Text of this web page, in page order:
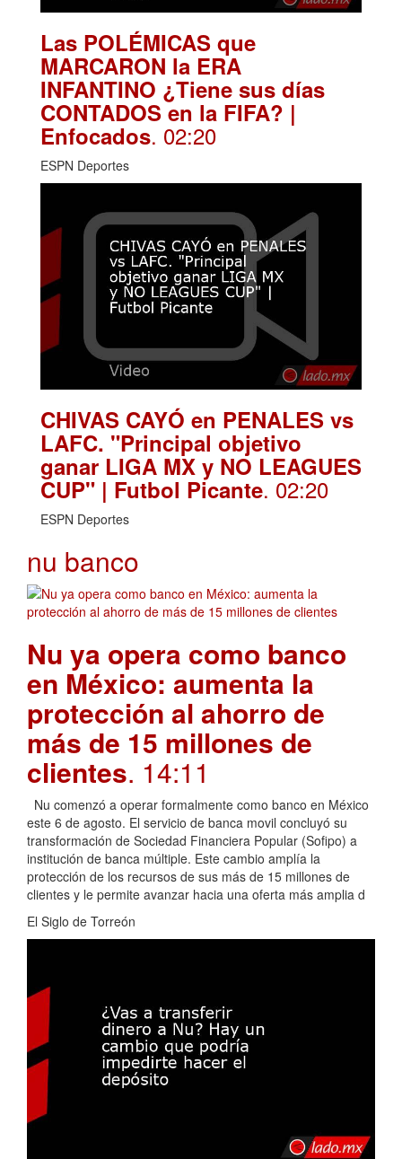
Las POLÉMICAS que
MARCARON la ERA
INFANTINO ¿Tiene sus días
CONTADOS en la FIFA? |
Enfocados. 02:20
ESPN Deportes
CHIVAS CAYÓ en PENALES vs
LAFC. "Principal objetivo
ganar LIGA MX y NO LEAGUES
CUP" | Futbol Picante. 02:20
ESPN Deportes
nu banco
Nu ya opera como banco
en México: aumenta la
protección al ahorro de
más de 15 millones de
clientes. 14:11
Nu comenzó a operar formalmente como banco en México
este 6 de agosto. El servicio de banca movil concluyó su
transformación de Sociedad Financiera Popular (Sofipo) a
institución de banca múltiple. Este cambio amplía la
protección de los recursos de sus más de 15 millones de
clientes y le permite avanzar hacia una oferta más amplia d
El Siglo de Torreón